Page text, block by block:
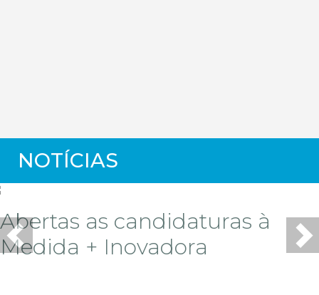
NOTÍ­CIAS
Abertas as candidaturas à
Medida + Inovadora
Previous